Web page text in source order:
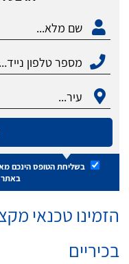
בשליחת הטופס הינכם
הזמינו טכנאי
בכיריים